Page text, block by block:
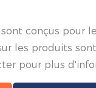
sont conçus
les produits
pour plus